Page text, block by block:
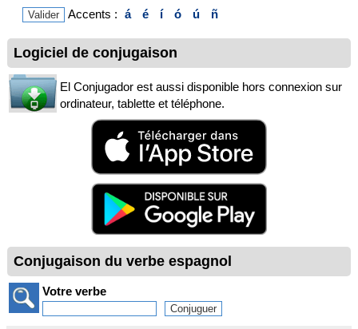
Accents : á é í ó ú ñ
Logiciel de conjugaison
El Conjugador est aussi disponible hors connexion sur
ordinateur, tablette et téléphone.
Conjugaison du verbe espagnol
Votre verbe